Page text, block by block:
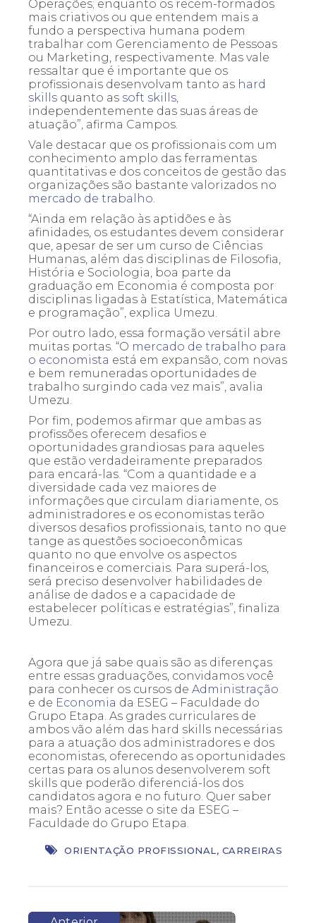
Operações; enquanto os recém-formados
mais criativos ou que entendem mais a
fundo a perspectiva humana podem
trabalhar com Gerenciamento de Pessoas
ou Marketing, respectivamente. Mas vale
ressaltar que é importante que os
profissionais desenvolvam tanto as hard
skills quanto as soft skills,
independentemente das suas áreas de
atuação”, afirma Campos.
Vale destacar que os profissionais com um
conhecimento amplo das ferramentas
quantitativas e dos conceitos de gestão das
organizações são bastante valorizados no
mercado de trabalho.
“Ainda em relação às aptidões e às
afinidades, os estudantes devem considerar
que, apesar de ser um curso de Ciências
Humanas, além das disciplinas de Filosofia,
História e Sociologia, boa parte da
graduação em Economia é composta por
disciplinas ligadas à Estatística, Matemática
e programação”, explica Umezu.
Por outro lado, essa formação versátil abre
muitas portas. “O mercado de trabalho para
o economista está em expansão, com novas
e bem remuneradas oportunidades de
trabalho surgindo cada vez mais”, avalia
Umezu.
Por fim, podemos afirmar que ambas as
profissões oferecem desafios e
oportunidades grandiosas para aqueles
que estão verdadeiramente preparados
para encará-las. “Com a quantidade e a
diversidade cada vez maiores de
informações que circulam diariamente, os
administradores e os economistas terão
diversos desafios profissionais, tanto no que
tange as questões socioeconômicas
quanto no que envolve os aspectos
financeiros e comerciais. Para superá-los,
será preciso desenvolver habilidades de
análise de dados e a capacidade de
estabelecer políticas e estratégias”, finaliza
Umezu.
Agora que já sabe quais são as diferenças
entre essas graduações, convidamos você
para conhecer os cursos de Administração
e de Economia da ESEG – Faculdade do
Grupo Etapa. As grades curriculares de
ambos vão além das hard skills necessárias
para a atuação dos administradores e dos
economistas, oferecendo as oportunidades
certas para os alunos desenvolverem soft
skills que poderão diferenciá-los dos
candidatos agora e no futuro. Quer saber
mais? Então acesse o site da ESEG –
Faculdade do Grupo Etapa.
ORIENTAÇÃO PROFISSIONAL, CARREIRAS